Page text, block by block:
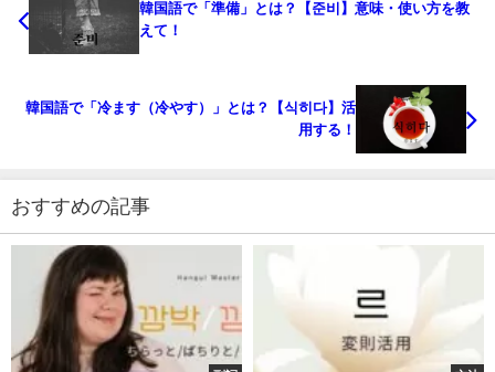
韓国語で「準備」とは？【준비】意味・使い方を教
えて！
韓国語で「冷ます（冷やす）」とは？【식히다】活
用する！
おすすめの記事